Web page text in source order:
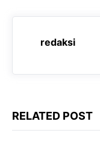
o A
p
r
a
n
r
redaksi
RELATED POST